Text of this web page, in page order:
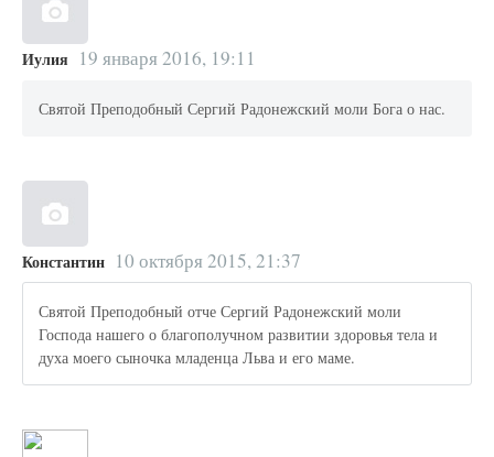
Иулия 19 января 2016, 19:11
Святой Преподобный Сергий Радонежский моли Бога о нас.
Константин 10 октября 2015, 21:37
Святой Преподобный отче Сергий Радонежский моли
Господа нашего о благополучном развитии здоровья тела и
духа моего сыночка младенца Льва и его маме.